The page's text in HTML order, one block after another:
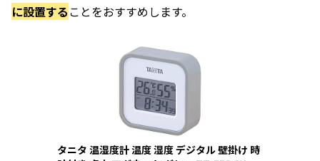
に設置することをおすすめします。
タニタ 温湿度計 温度 湿度 デジタル 壁掛け 時